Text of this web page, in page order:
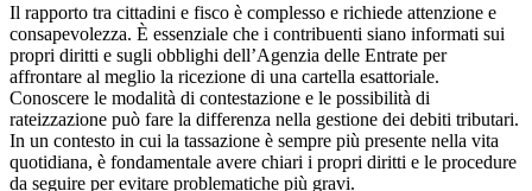
Il rapporto tra cittadini e fisco è complesso e richiede attenzione e
consapevolezza. È essenziale che i contribuenti siano informati sui
propri diritti e sugli obblighi dell’Agenzia delle Entrate per
affrontare al meglio la ricezione di una cartella esattoriale.
Conoscere le modalità di contestazione e le possibilità di
rateizzazione può fare la differenza nella gestione dei debiti tributari.
In un contesto in cui la tassazione è sempre più presente nella vita
quotidiana, è fondamentale avere chiari i propri diritti e le procedure
da seguire per evitare problematiche più gravi.